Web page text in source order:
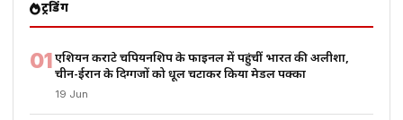
ट्रेंडिंग
01एशियन कराटे चैंपियनशिप के फाइनल में पहुंचीं भारत की अलीशा,
चीन-ईरान के दिग्गजों को धूल चटाकर किया मेडल पक्का
19 Jun